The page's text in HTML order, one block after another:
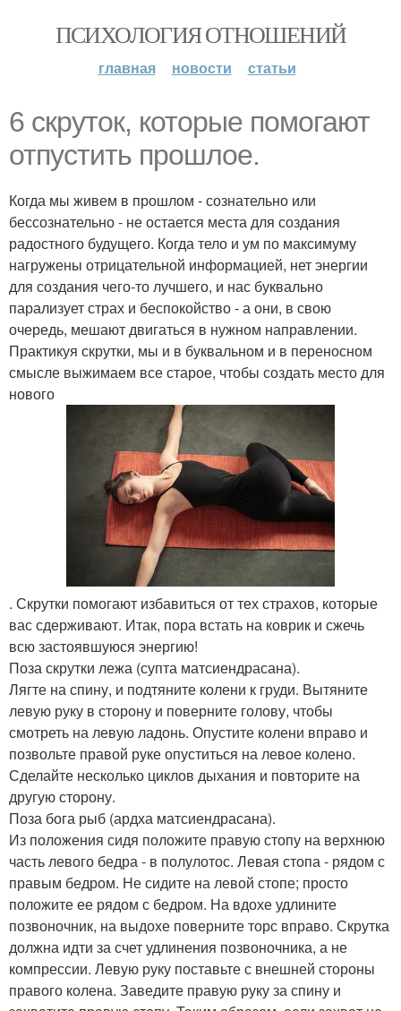
ПСИХОЛОГИЯ ОТНОШЕНИЙ
главная новости статьи
6 скруток, которые помогают
отпустить прошлое.
Когда мы живем в прошлом - сознательно или
бессознательно - не остается места для создания
радостного будущего. Когда тело и ум по максимуму
нагружены отрицательной информацией, нет энергии
для создания чего-то лучшего, и нас буквально
парализует страх и беспокойство - а они, в свою
очередь, мешают двигаться в нужном направлении.
Практикуя скрутки, мы и в буквальном и в переносном
смысле выжимаем все старое, чтобы создать место для
нового
. Скрутки помогают избавиться от тех страхов, которые
вас сдерживают. Итак, пора встать на коврик и сжечь
всю застоявшуюся энергию!
Поза скрутки лежа (супта матсиендрасана).
Лягте на спину, и подтяните колени к груди. Вытяните
левую руку в сторону и поверните голову, чтобы
смотреть на левую ладонь. Опустите колени вправо и
позвольте правой руке опуститься на левое колено.
Сделайте несколько циклов дыхания и повторите на
другую сторону.
Поза бога рыб (ардха матсиендрасана).
Из положения сидя положите правую стопу на верхнюю
часть левого бедра - в полулотос. Левая стопа - рядом с
правым бедром. Не сидите на левой стопе; просто
положите ее рядом с бедром. На вдохе удлините
позвоночник, на выдохе поверните торс вправо. Скрутка
должна идти за счет удлинения позвоночника, а не
компрессии. Левую руку поставьте с внешней стороны
правого колена. Заведите правую руку за спину и